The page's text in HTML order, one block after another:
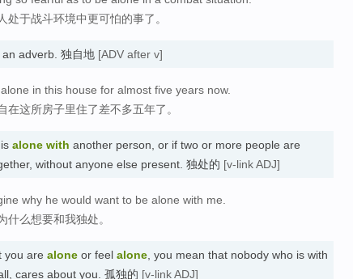
处于战斗环境中更可怕的事了。
an adverb. 独自地 [ADV after v]
in this house for almost five years now.
在这所房子里住了差不多五年了。
alone with another person, or if two or more people are
without anyone else present. 独处的 [v-link ADJ]
why he would want to be alone with me.
什么想要和我独处。
you are alone or feel alone, you mean that nobody who is with
cares about you. 孤独的 [v-link ADJ]